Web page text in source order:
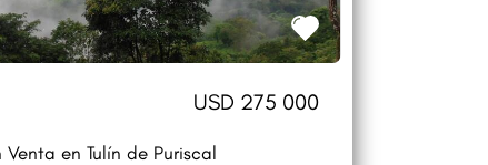
USD 275 000
en Tulín de Puriscal